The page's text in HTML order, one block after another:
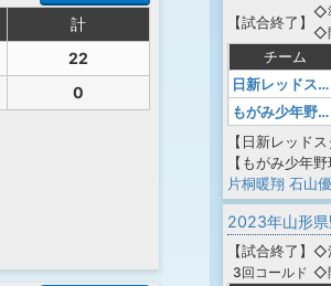
計
22
0
【試合終了 】
◇
◇
チーム
日新レッドスターズ
もがみ少年野球クラブ
【日新レッドス
【もがみ少年野
片桐暖翔 石山
【試合終了 】
3回コールド
◇
◇